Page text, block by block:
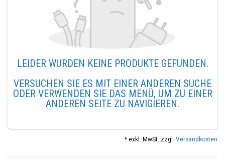
LEIDER WURDEN KEINE PRODUKTE GEFUNDEN.
VERSUCHEN SIE ES MIT EINER ANDEREN SUCHE
ODER VERWENDEN SIE DAS MENÜ, UM ZU EINER
ANDEREN SEITE ZU NAVIGIEREN.
* exkl. MwSt. zzgl. Versandkosten